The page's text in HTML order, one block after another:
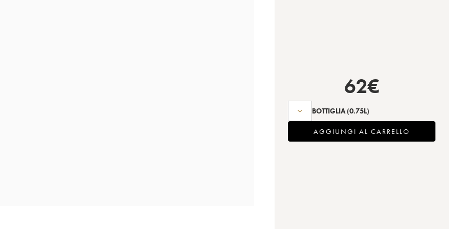
62€
BOTTIGLIA (0.75L)
AGGIUNGI AL CARRELLO